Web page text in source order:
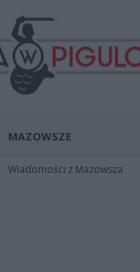
MAZOWSZE
Wiadomości z Mazowsza